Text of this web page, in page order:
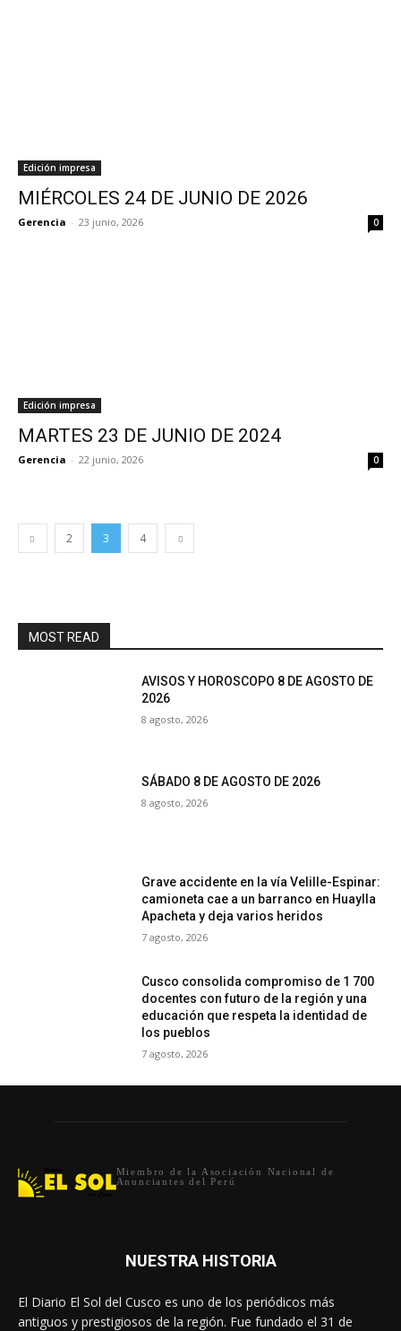
Edición impresa
MIÉRCOLES 24 DE JUNIO DE 2026
Gerencia - 23 junio, 2026 0
Edición impresa
MARTES 23 DE JUNIO DE 2024
Gerencia - 22 junio, 2026 0
2 3 4
MOST READ
AVISOS Y HOROSCOPO 8 DE AGOSTO DE
2026
8 agosto, 2026
SÁBADO 8 DE AGOSTO DE 2026
8 agosto, 2026
Grave accidente en la vía Velille-Espinar:
camioneta cae a un barranco en Huaylla
Apacheta y deja varios heridos
7 agosto, 2026
Cusco consolida compromiso de 1 700
docentes con futuro de la región y una
educación que respeta la identidad de
los pueblos
7 agosto, 2026
Miembro de la Asociación Nacional de
Anunciantes del Perú
NUESTRA HISTORIA
El Diario El Sol del Cusco es uno de los periódicos más
antiguos y prestigiosos de la región. Fue fundado el 31 de